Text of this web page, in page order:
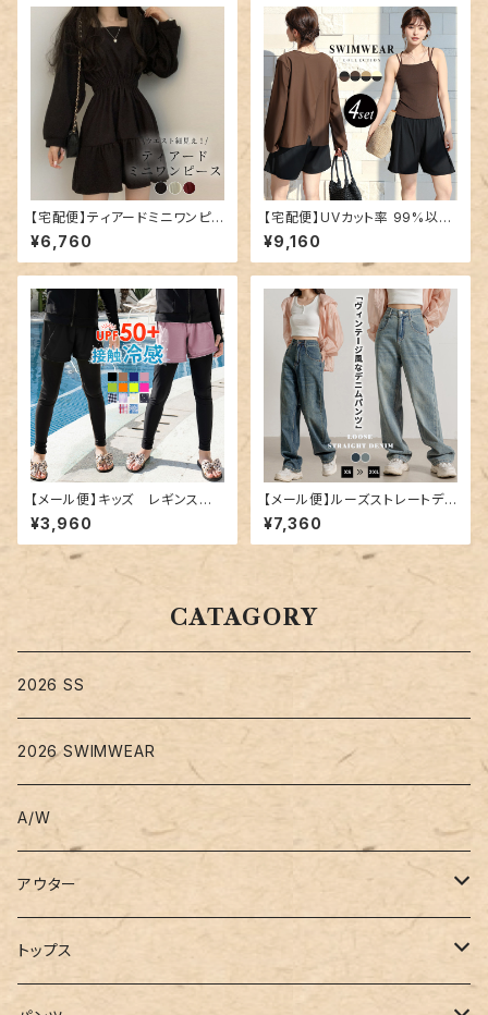
【宅配便】ティアードミニワンピ
ース／tops1678
¥6,760
【宅配便】UVカット率 99%以上
水着 体型カバー キャミキニ レ
ディース 4点セット／hys3396
¥9,160
【メール便】キッズ レギンス一
体型ショートパンツ／kids507
¥3,960
【メール便】ルーズストレートデニ
ム／pants547
¥7,360
CATAGORY
2026 SS
2026 SWIMWEAR
A/W
アウター
コート
トップス